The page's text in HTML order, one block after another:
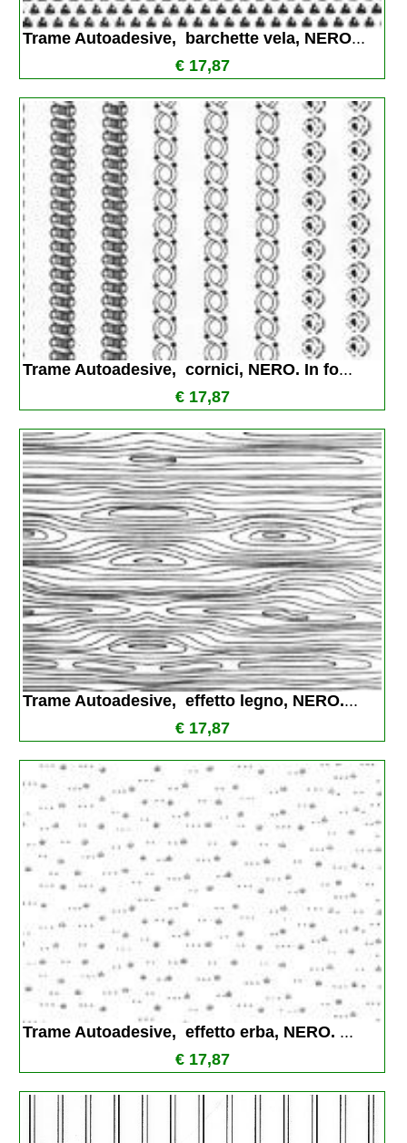
Trame Autoadesive,  barchette vela, NERO...
€ 17,87
Trame Autoadesive,  cornici, NERO. In fo...
€ 17,87
Trame Autoadesive,  effetto legno, NERO....
€ 17,87
Trame Autoadesive,  effetto erba, NERO. ...
€ 17,87